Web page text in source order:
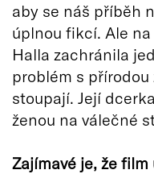
aby se náš příběh
úplnou fikcí. Ale
Halla zachránila
problém s
stoupají. Její
ženou na válečné
Zajímavé je, že